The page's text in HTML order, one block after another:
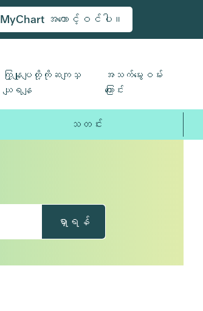
MyChart အကောင့်ဝင်ပါ။
ကြှနျုပျတို့ကိုဆကျသှ
ယျရနျ
အသက်မွေးဝမ်း
ကြောင်း
သတင်း
ရှာရန်